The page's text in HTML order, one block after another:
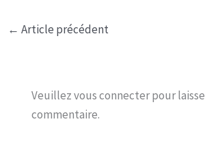
← Article précédent
Veuillez vous connecter pour
commentaire.